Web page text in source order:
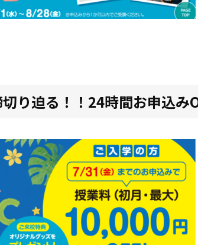
り迫る！！24時間お申込み